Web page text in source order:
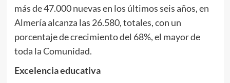
más de 47.000 nuevas en los últimos seis años, en
Almería alcanza las 26.580, totales, con un
porcentaje de crecimiento del 68%, el mayor de
toda la Comunidad.
Excelencia educativa